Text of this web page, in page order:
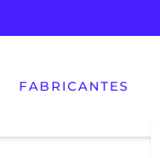
FABRICANTES